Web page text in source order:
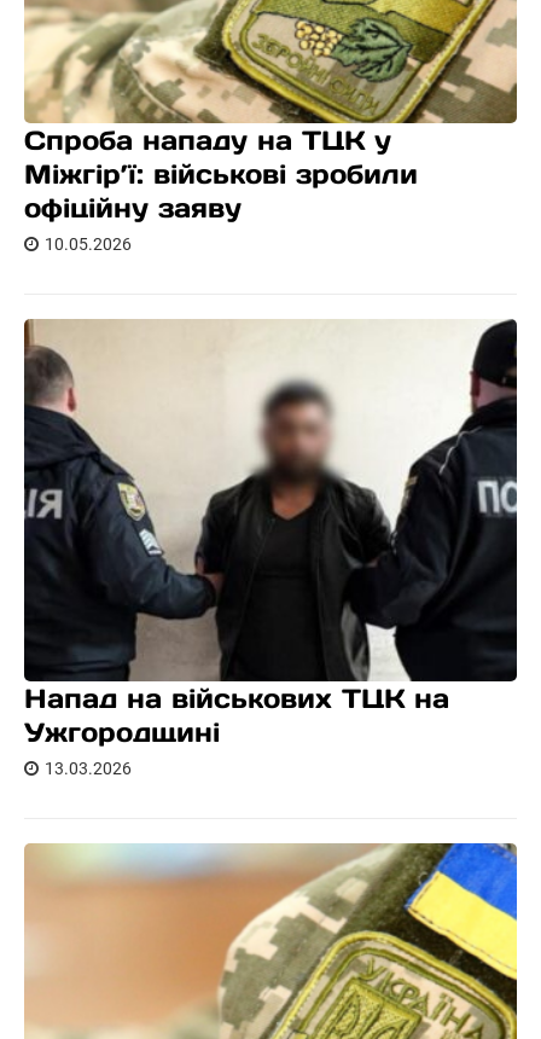
Спроба нападу на ТЦК у
Міжгір’ї: військові зробили
офіційну заяву
10.05.2026
Напад на військових ТЦК на
Ужгородщині
13.03.2026